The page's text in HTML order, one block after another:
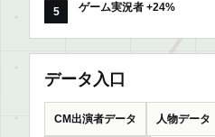
ゲーム実況者 +24%
データ入口
CM出演者データ 人物データ